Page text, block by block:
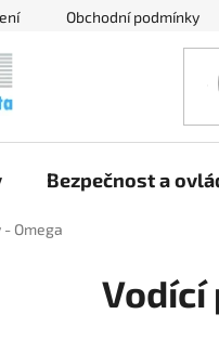
Obchodní podmínky
Bezpečnost a
Omega
Vodící